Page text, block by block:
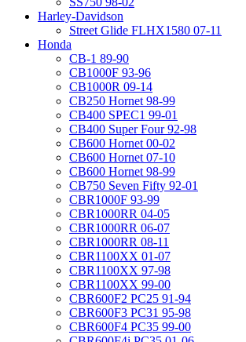
Harley-Davidson
Street Glide FLHX1580 07-11
Honda
CB-1 89-90
CB1000F 93-96
CB1000R 09-14
CB250 Hornet 98-99
CB400 SPEC1 99-01
CB400 Super Four 92-98
CB600 Hornet 00-02
CB600 Hornet 07-10
CB600 Hornet 98-99
CB750 Seven Fifty 92-01
CBR1000F 93-99
CBR1000RR 04-05
CBR1000RR 06-07
CBR1000RR 08-11
CBR1100XX 01-07
CBR1100XX 97-98
CBR1100XX 99-00
CBR600F2 PC25 91-94
CBR600F3 PC31 95-98
CBR600F4 PC35 99-00